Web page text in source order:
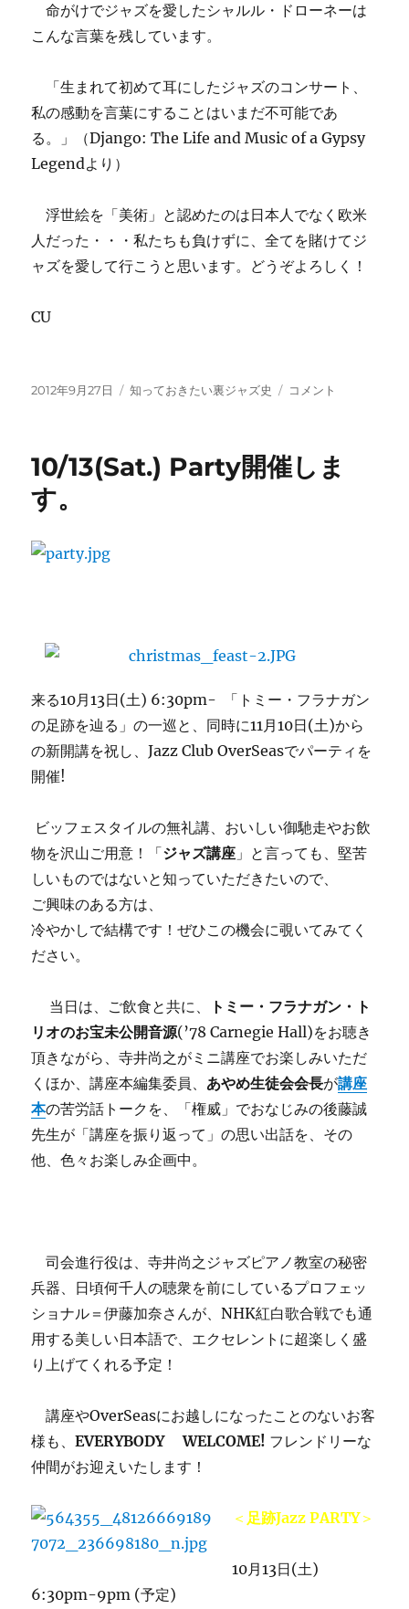
命がけでジャズを愛したシャルル・ドローネーは
こんな言葉を残しています。
「生まれて初めて耳にしたジャズのコンサート、
私の感動を言葉にすることはいまだ不可能であ
る。」（Django: The Life and Music of a Gypsy
Legendより）
浮世絵を「美術」と認めたのは日本人でなく欧米
人だった・・・私たちも負けずに、全てを賭けてジ
ャズを愛して行こうと思います。どうぞよろしく！
CU
投
2012年9月27日
カ
ー
知っておきたい裏ジャズ史
知
き
レ
チ
ジ
ャ
家：
シ
ル
ド
ー
コメント
10/13(Sat.) Party開催しま
す。
来る10月13日(土) 6:30pm- 「トミー・フラナガン
の足跡を辿る」の一巡と、同時に11月10日(土)から
の新開講を祝し、Jazz Club OverSeasでパーティを
開催!
ビッフェスタイルの無礼講、おいしい御馳走やお飲
物を沢山ご用意！「ジャズ講座 」と言っても、堅苦
しいものではないと知っていただきたいので、
ご興味のある方は、
冷やかしで結構です！ぜひこの機会に覗いてみてく
ださい。
当日は、ご飲食と共に、
トミー・フラナガン・ト
リオのお宝未公開音源(’78 Carnegie Hall)をお聴き
頂きながら、寺井尚之がミニ講座でお楽しみいただ
くほか、講座本編集委員、 あやめ生徒会会長が講座
本の苦労話トークを、「権威」でおなじみの後藤誠
先生が「講座を振り返って」の思い出話を、その
他、色々お楽しみ企画中。
司会進行役は、寺井尚之ジャズピアノ教室の秘密
兵器、日頃何千人の聴衆を前にしているプロフェッ
ショナル＝伊藤加奈さんが、NHK紅白歌合戦でも通
用する美しい日本語で、エクセレントに超楽しく盛
り上げてくれる予定！
講座やOverSeasにお越しになったことのないお客
様も、EVERYBODY WELCOME! フレンドリーな
仲間がお迎えいたします！
＜ 足跡Jazz PARTY＞
10月13日(土)
6:30pm-9pm (予定)